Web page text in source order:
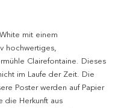
mit einem
hochwertiges,
Clairefontaine. Dieses
im Laufe der Zeit. Die
Poster werden auf Papier
die Herkunft aus